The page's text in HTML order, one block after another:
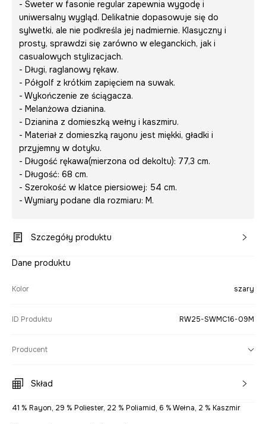
- Sweter w fasonie regular zapewnia wygodę i
uniwersalny wygląd. Delikatnie dopasowuje się do
sylwetki, ale nie podkreśla jej nadmiernie. Klasyczny i
prosty, sprawdzi się zarówno w eleganckich, jak i
casualowych stylizacjach.
- Długi, raglanowy rękaw.
- Półgolf z krótkim zapięciem na suwak.
- Wykończenie ze ściągacza.
- Melanżowa dzianina.
- Dzianina z domieszką wełny i kaszmiru.
- Materiał z domieszką rayonu jest miękki, gładki i
przyjemny w dotyku.
- Długość rękawa(mierzona od dekoltu): 77,3 cm.
- Długość: 68 cm.
- Szerokość w klatce piersiowej: 54 cm.
- Wymiary podane dla rozmiaru: M.
Szczegóły produktu
Dane produktu
Kolor szary
ID Produktu RW25-SWMC16-09M
Producent
Skład
41 % Rayon, 29 % Poliester, 22 % Poliamid, 6 % Wełna, 2 % Kaszmir